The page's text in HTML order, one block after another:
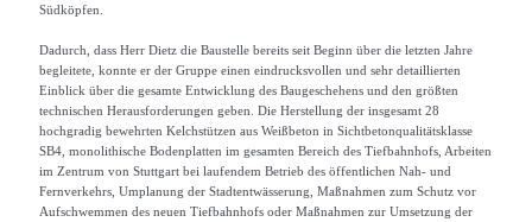
Südköpfen.
Dadurch, dass Herr Dietz die Baustelle bereits seit Beginn über die letzten Jahre
begleitete, konnte er der Gruppe einen eindrucksvollen und sehr detaillierten
Einblick über die gesamte Entwicklung des Baugeschehens und den größten
technischen Herausforderungen geben. Die Herstellung der insgesamt 28
hochgradig bewehrten Kelchstützen aus Weißbeton in Sichtbetonqualitätsklasse
SB4, monolithische Bodenplatten im gesamten Bereich des Tiefbahnhofs, Arbeiten
im Zentrum von Stuttgart bei laufendem Betrieb des öffentlichen Nah- und
Fernverkehrs, Umplanung der Stadtentwässerung, Maßnahmen zum Schutz vor
Aufschwemmen des neuen Tiefbahnhofs oder Maßnahmen zur Umsetzung der